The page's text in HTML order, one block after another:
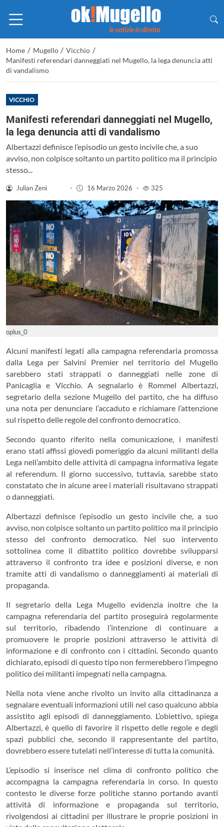
Home / Mugello / Vicchio /
Manifesti referendari danneggiati nel Mugello, la lega denuncia atti
di vandalismo
VICCHIO
Manifesti referendari danneggiati nel Mugello,
la lega denuncia atti di vandalismo
Albertazzi definisce l’episodio un gesto incivile che, a suo
avviso, non colpisce soltanto un partito politico ma il principio
stesso...
Julian Zeni - 16 Marzo 2026 - 325
oplus_0
Alcuni manifesti legati alla campagna referendaria promossa
dalla Lega per Salvini Premier nel territorio del Mugello
sarebbero stati strappati o danneggiati nelle zone di
Panicaglia e Vicchio. A segnalarlo è Rommel Albertazzi,
segretario della sezione Mugello del partito, che ha diffuso
una nota per denunciare l’accaduto e richiamare l’attenzione
sul rispetto delle regole del confronto democratico.
Secondo quanto riferito nella comunicazione, i manifesti
erano stati affissi giovedì pomeriggio da alcuni militanti della
Lega nell’ambito delle attività di campagna informativa legate
al referendum. Il giorno successivo, tuttavia, sarebbe stato
constatato che in alcune aree i materiali risultavano strappati
o danneggiati.
Albertazzi definisce l’episodio un gesto incivile che, a suo
avviso, non colpisce soltanto un partito politico ma il principio
stesso del confronto democratico. Nel suo intervento
sottolinea come il dibattito politico dovrebbe svilupparsi
attraverso il confronto tra idee e posizioni diverse, e non
tramite atti di vandalismo o danneggiamenti ai materiali di
propaganda.
Il segretario della Lega Mugello evidenzia inoltre che la
campagna referendaria del partito proseguirà regolarmente
sul territorio, ribadendo l’intenzione di continuare a
promuovere le proprie posizioni attraverso le attività di
informazione e di confronto con i cittadini. Secondo quanto
dichiarato, episodi di questo tipo non fermerebbero l’impegno
politico dei militanti impegnati nella campagna.
Nella nota viene anche rivolto un invito alla cittadinanza a
segnalare eventuali informazioni utili nel caso qualcuno abbia
assistito agli episodi di danneggiamento. L’obiettivo, spiega
Albertazzi, è quello di favorire il rispetto delle regole e degli
spazi pubblici che, secondo il rappresentante del partito,
dovrebbero essere tutelati nell’interesse di tutta la comunità.
L’episodio si inserisce nel clima di confronto politico che
accompagna la campagna referendaria in corso. In questo
contesto le diverse forze politiche stanno portando avanti
attività di informazione e propaganda sul territorio,
rivolgendosi ai cittadini per illustrare le proprie posizioni in